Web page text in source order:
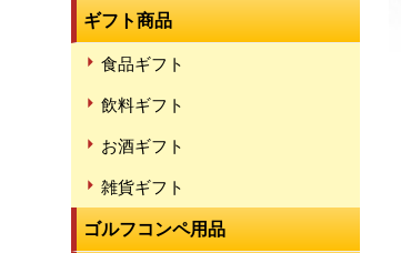
ギフト商品
食品ギフト
飲料ギフト
お酒ギフト
雑貨ギフト
ゴルフコンペ用品